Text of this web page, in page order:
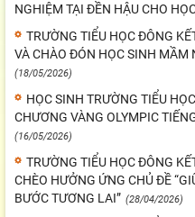
NGHIỆM TẠI ĐỀN HẬU CHO
TRƯỜNG TIỂU HỌC ĐÔNG
VÀ CHÀO ĐÓN HỌC SINH MẦM
(18/05/2026)
HỌC SINH TRƯỜNG TIỂU
CHƯƠNG VÀNG OLYMPIC
(16/05/2026)
TRƯỜNG TIỂU HỌC ĐÔNG
CHÈO HƯỞNG ỨNG CHỦ ĐỀ
BƯỚC TƯƠNG LAI” (28/04/2026)